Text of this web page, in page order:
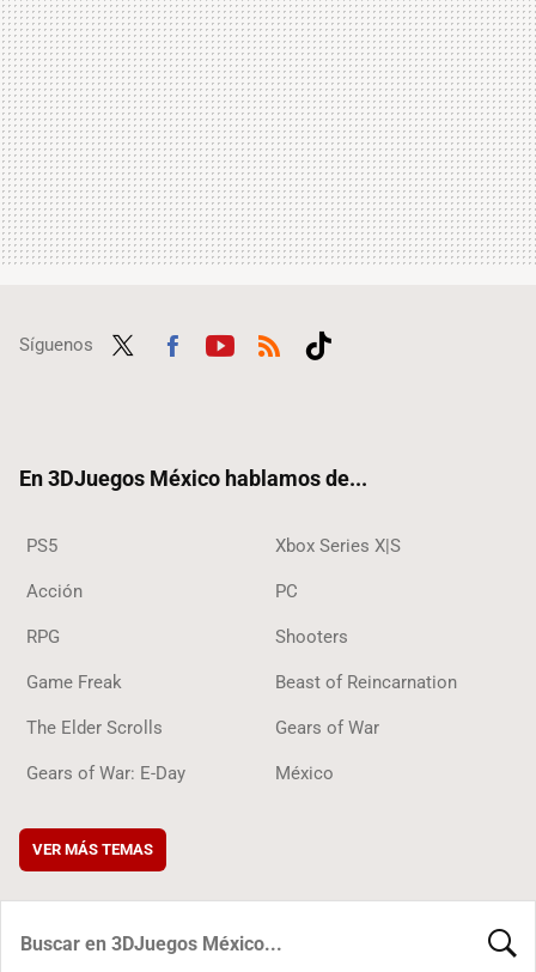
Síguenos
En 3DJuegos México hablamos de...
PS5 Xbox Series X|S
Acción PC
RPG Shooters
Game Freak Beast of Reincarnation
The Elder Scrolls Gears of War
Gears of War: E-Day México
VER MÁS TEMAS